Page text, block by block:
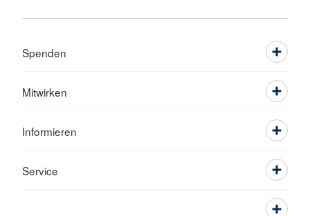
Spenden
Mitwirken
Informieren
Service